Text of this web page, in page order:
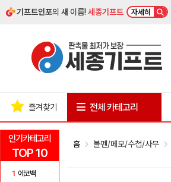
기프트인포의 새 이름!세종기프트 자세히
인기카테고리
TOP 10
1 에코백
즐겨찾기 전체 카테고리
홈 볼펜/메모/수첩/사무